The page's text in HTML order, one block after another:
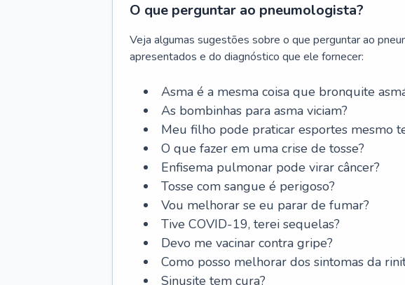
O que perguntar ao pneumologista?
Veja algumas sugestões sobre o que perguntar ao
apresentados e do diagnóstico que ele fornecer:
Asma é a mesma coisa que bronquite
As bombinhas para asma viciam?
Meu filho pode praticar esportes mesmo
O que fazer em uma crise de tosse?
Enfisema pulmonar pode virar câncer?
Tosse com sangue é perigoso?
Vou melhorar se eu parar de fumar?
Tive COVID-19, terei sequelas?
Devo me vacinar contra gripe?
Como posso melhorar dos sintomas da
Sinusite tem cura?